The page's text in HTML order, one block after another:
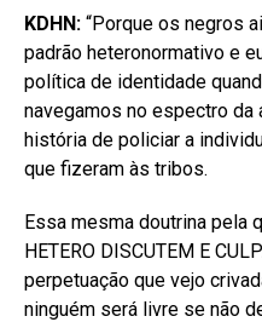
KDHN: “Porque os negros
padrão heteronormativo e
política de identidade
navegamos no espectro da
história de policiar a
que fizeram às tribos.
Essa mesma doutrina pela
HETERO DISCUTEM E
perpetuação que vejo
ninguém será livre se não